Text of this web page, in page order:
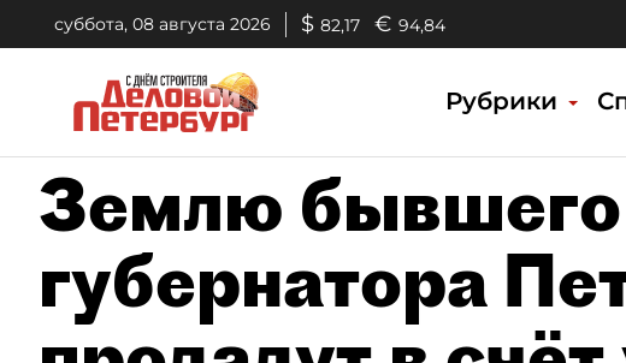
суббота, 08 августа 2026 $ 82,17 € 94,84
Рубрики
Землю бывшего
губернатора